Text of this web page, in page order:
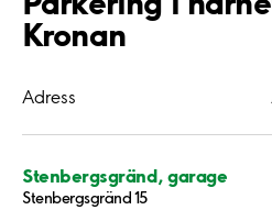
Kronan
Adress
Stenbergsgränd, garage
Stenbergsgränd 15